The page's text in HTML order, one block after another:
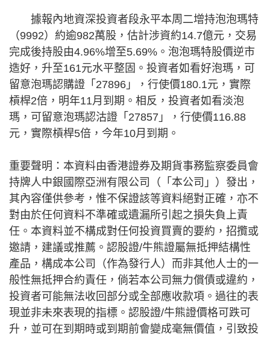
據報內地資深投資者段永平本周二增持泡泡瑪特
（9992）約逾982萬股，估計涉資約14.7億元，交易
完成後持股由4.96%增至5.69%。泡泡瑪特股價逆市
造好，升至161元水平整固。投資者如看好泡瑪，可
留意泡瑪認購證「27896」，行使價180.1元，實際
槓桿2倍，明年11月到期。相反，投資者如看淡泡
瑪，可留意泡瑪認沽證「27857」，行使價116.88
元，實際槓桿5倍，今年10月到期。
重要聲明：本資料由香港證券及期貨事務監察委員會
持牌人中銀國際亞洲有限公司（「本公司」）發出，
其內容僅供參考，惟不保證該等資料絕對正確，亦不
對由於任何資料不準確或遺漏所引起之損失負上責
任。本資料並不構成對任何投資買賣的要約，招攬或
邀請，建議或推薦。認股證/牛熊證屬無抵押結構性
產品，構成本公司（作為發行人）而非其他人士的一
般性無抵押合約責任，倘若本公司無力償債或違約，
投資者可能無法收回部分或全部應收款項。過往的表
現並非未來表現的指標。認股證/牛熊證價格可跌可
升，並可在到期時或到期前會變成毫無價值，引致投